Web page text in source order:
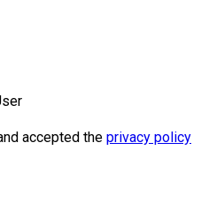
accepted the privacy policy